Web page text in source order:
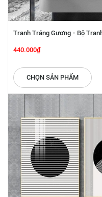
Tranh Tráng Gương - Bộ
440.000₫
CHỌN SẢN PHẨM